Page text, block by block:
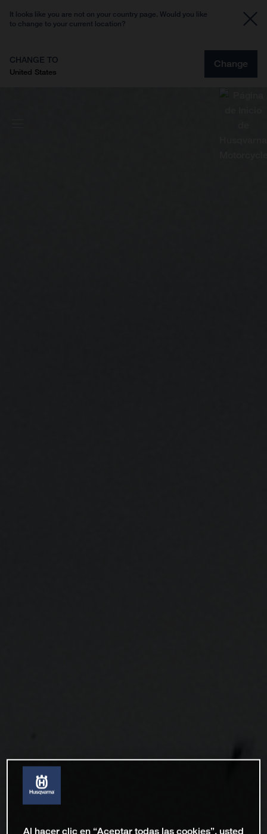
It looks like you are not on your country page. Would you like
to change to your current location?
CHANGE TO
United States
Change
Al hacer clic en “Aceptar todas las cookies”, usted